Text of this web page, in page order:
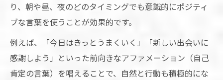
り、朝や昼、夜のどのタイミングでも意識的にポジティ
ブな言葉を使うことが効果的です。
例えば、「今日はきっとうまくいく」「新しい出会いに
感謝しよう」といった前向きなアファメーション（自己
肯定の言葉）を唱えることで、自然と行動も積極的にな